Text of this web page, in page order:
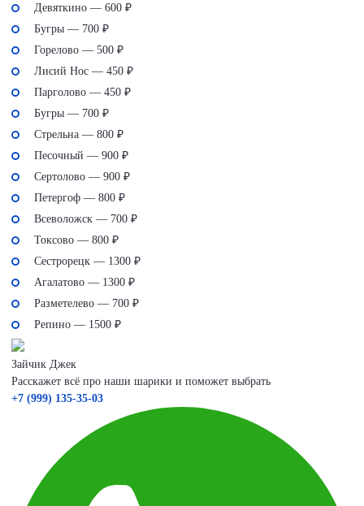
Девяткино — 600 ₽
Бугры — 700 ₽
Горелово — 500 ₽
Лисий Нос — 450 ₽
Парголово — 450 ₽
Бугры — 700 ₽
Стрельна — 800 ₽
Песочный — 900 ₽
Сертолово — 900 ₽
Петергоф — 800 ₽
Всеволожск — 700 ₽
Токсово — 800 ₽
Сестрорецк — 1300 ₽
Агалатово — 1300 ₽
Разметелево — 700 ₽
Репино — 1500 ₽
Зайчик Джек
Расскажет всё про наши шарики и поможет выбрать
+7 (999) 135-35-03